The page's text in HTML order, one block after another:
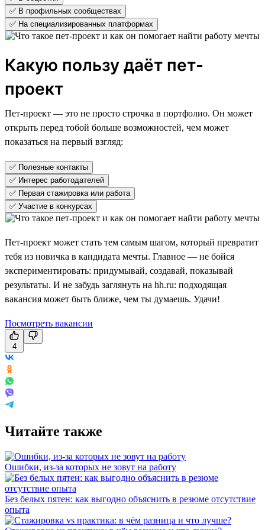
✅ В профильных сообществах
✅ На специализированных платформах
Какую пользу даёт пет-
проект
Пет-проект — это не просто строчка в портфолио. Он может
открыть перед тобой больше возможностей, чем может
показаться на первый взгляд:
✅ Полезные контакты
✅ Интерес работодателей
✅ Первая стажировка или работа
✅ Участие в конкурсах
Пет-проект может стать тем самым шагом, который превратит
тебя из новичка в кандидата мечты. Главное — не бойся
экспериментировать: придумывай, создавай, показывай
результаты. И не забудь заглянуть на hh.ru: подходящая
вакансия может быть ближе, чем ты думаешь. Удачи!
Посмотреть вакансии
4
Читайте также
Ошибки, из-за которых не зовут на работу
Без белых пятен: как выгодно объяснить в резюме отсутствие
опыта